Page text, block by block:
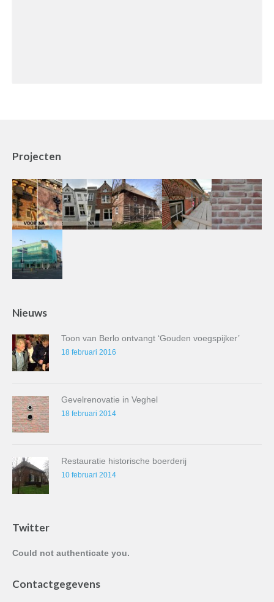
Projecten
Nieuws
Toon van Berlo ontvangt ‘Gouden voegspijker’
18 februari 2016
Gevelrenovatie in Veghel
18 februari 2014
Restauratie historische boerderij
10 februari 2014
Twitter
Could not authenticate you.
Contactgegevens